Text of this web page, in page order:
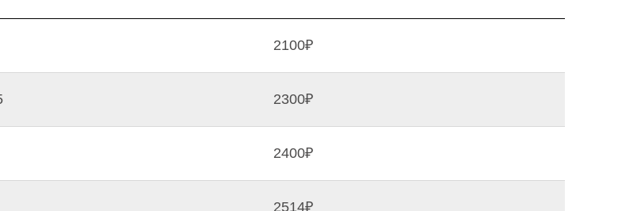
2100₽
2300₽
2400₽
2514₽